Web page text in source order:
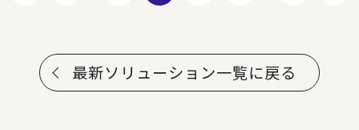
最新ソリューション一覧に戻る